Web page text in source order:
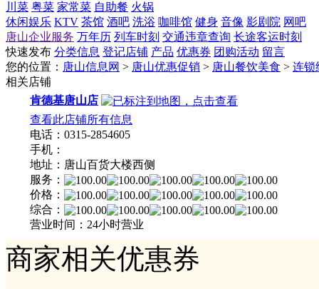
川菜 粤菜 家常菜 自助餐 火锅
休闲娱乐 KTV 茶馆 酒吧 洗浴 咖啡馆 健身 音像 影剧院 网吧
唐山企业服务 万年历 列车时刻 交通违章查询 长途客运时刻
快速发布 分类信息 登记店铺 产品 优惠券 团购活动 留言
您的位置： 唐山信息网 > 唐山优惠促销 > 唐山餐饮美食 > 连锁
相关店铺
肯德基唐山店
查看此店铺所有信息
电话：0315-2854605
手机：
地址：唐山百货大楼西侧
服务：
价格：
综合：
营业时间：24小时营业
商家相关优惠券